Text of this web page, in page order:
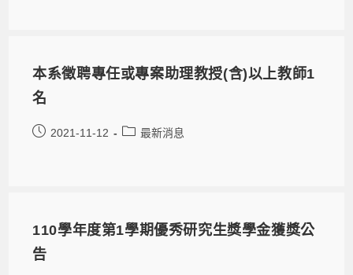
本系徵聘專任或專案助理教授(含)以上教師1
名
2021-11-12 最新消息
110學年度第1學期優秀研究生獎學金獲獎公
告